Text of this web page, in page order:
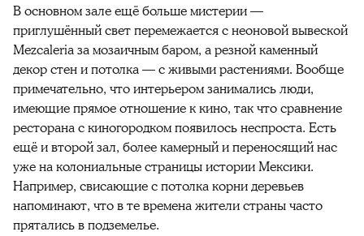
В основном зале ещё больше мистерии —
приглушённый свет перемежается с неоновой вывеской
Mezcaleria за мозаичным баром, а резной каменный
декор стен и потолка — с живыми растениями. Вообще
примечательно, что интерьером занимались люди,
имеющие прямое отношение к кино, так что сравнение
ресторана с киногородком появилось неспроста. Есть
ещё и второй зал, более камерный и переносящий нас
уже на колониальные страницы истории Мексики.
Например, свисающие с потолкакорнидеревьев
напоминают, что в те времена жители страны часто
прятались в подземелье.